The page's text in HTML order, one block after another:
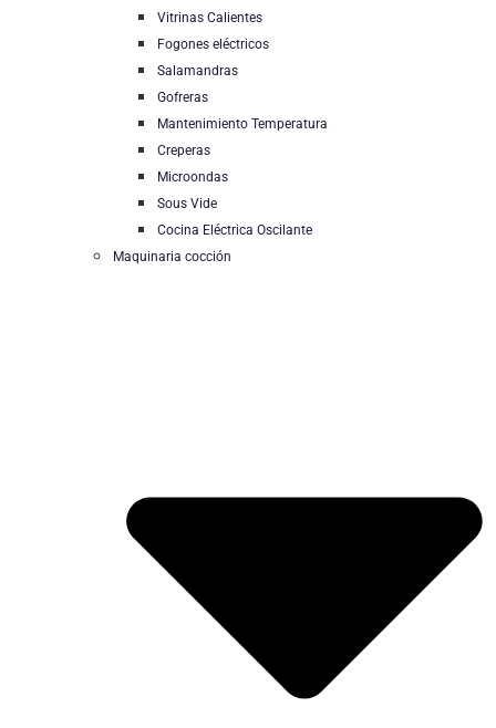
Vitrinas Calientes
Fogones eléctricos
Salamandras
Gofreras
Mantenimiento Temperatura
Creperas
Microondas
Sous Vide
Cocina Eléctrica Oscilante
Maquinaria cocción